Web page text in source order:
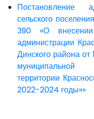
Постановление
сельского
390 «О
администрации
Динского района
муниципальной
территории
2022-2024 годы»»